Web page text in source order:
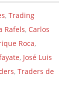
,Trading
Rafels, Carlos
Roca,
, José Luis
,Traders de